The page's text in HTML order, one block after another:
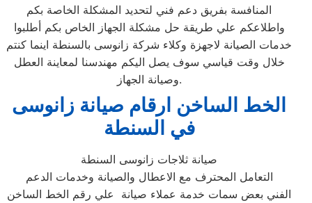
المنافسة بفريق دعم فني لتحديد المشكلة الخاصة بكم
واطلاعكم علي طريقة حل مشكلة الجهاز الخاص بكم أطلبوا
خدمات الصيانة لاجهزة وكلاء شركة زانوسى بالسنطة اينما كنتم
خلال وقت قياسي سوف يصل اليكم مهندسنا لمعاينة العطل
وصيانة الجهاز.
الخط الساخن ارقام صيانة زانوسى
في السنطة
صيانة ثلاجات زانوسى السنطة
التعامل المحترف مع الاعطال والصيانة وخدمات الدعم
الفني بعض سمات خدمة عملاء صيانة علي رقم الخط الساخن